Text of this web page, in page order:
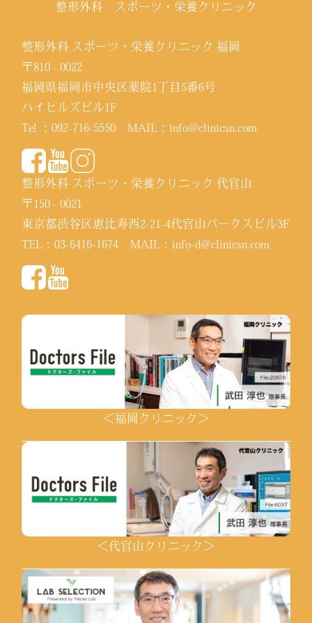
整形外科 スポーツ・栄養クリニック
整形外科 スポーツ・栄養クリニック 福岡
〒810 - 0022
福岡県福岡市中央区薬院1丁目5番6号
ハイヒルズビル1F
Tel ：092-716-5550 MAIL：info@clinicsn.com
整形外科 スポーツ・栄養クリニック 代官山
〒150 - 0021
東京都渋谷区恵比寿西2-21-4代官山パークスビル3F
TEL：03-6416-1674 MAIL：info-d@clinicsn.com
＜福岡クリニック＞
＜代官山クリニック＞